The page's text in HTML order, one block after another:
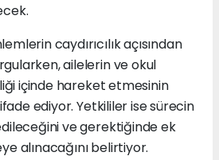
caydırıcılık açısından
ailelerin ve okul
içinde hareket etmesinin
ediyor. Yetkililer ise sürecin
ve gerektiğinde ek
alınacağını belirtiyor.